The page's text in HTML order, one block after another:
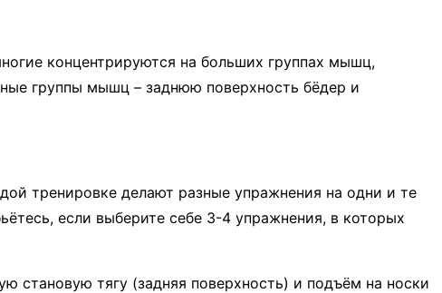
концентрируются на больших группах мышц,
группы мышц – заднюю поверхность бёдер и
тренировке делают разные упражнения на одни и те
если выберите себе 3-4 упражнения, в которых
становую тягу (задняя поверхность) и подъём на носки